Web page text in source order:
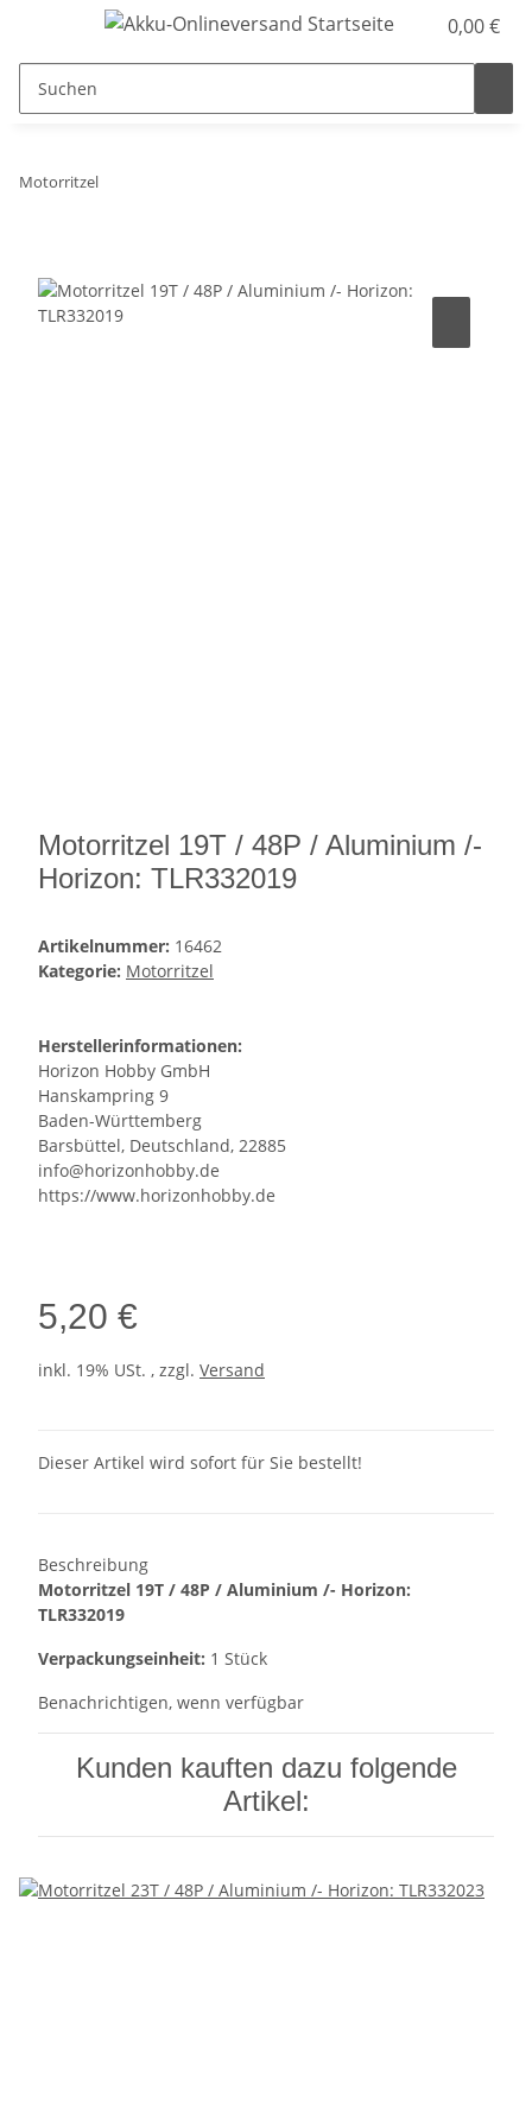
0,00 €
Motorritzel
Motorritzel 19T / 48P / Aluminium /-
Horizon: TLR332019
Artikelnummer: 16462
Kategorie: Motorritzel
Herstellerinformationen:
Horizon Hobby GmbH
Hanskampring 9
Baden-Württemberg
Barsbüttel, Deutschland, 22885
info@horizonhobby.de
https://www.horizonhobby.de
5,20 €
inkl. 19% USt. , zzgl. Versand
Dieser Artikel wird sofort für Sie bestellt!
Beschreibung
Motorritzel 19T / 48P / Aluminium /- Horizon:
TLR332019
Verpackungseinheit: 1 Stück
Benachrichtigen, wenn verfügbar
Kunden kauften dazu folgende
Artikel: